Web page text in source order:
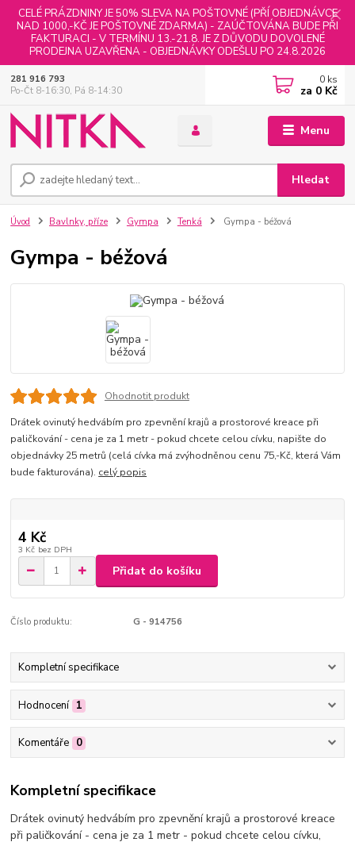
CELÉ PRÁZDNINY JE 50% SLEVA NA POŠTOVNÉ (PŘÍ OBJEDNÁVCE
NAD 1000,-KČ JE POŠTOVNÉ ZDARMA) - ZAÚČTOVÁNA BUDE PŘI
FAKTURACI - V TERMÍNU 13.-21.8. JE Z DŮVODU DOVOLENÉ
PRODEJNA UZAVŘENA - OBJEDNÁVKY ODEŠLU PO 24.8.2026
Menu
Hledat
281 916 793
Po-Čt 8-16:30, Pá 8-14:30
0 ks
za 0 Kč
Úvod Bavlnky, příze Gympa Tenká Gympa - béžová
Gympa - béžová
Ohodnotit produkt
Drátek ovinutý hedvábím pro zpevnění krajů a prostorové kreace při
paličkování - cena je za 1 metr - pokud chcete celou cívku, napište do
objednávky 25 metrů (celá cívka má zvýhodněnou cenu 75,-Kč, která Vám
bude fakturována). celý popis
4 Kč
3 Kč bez DPH
Přidat do košíku
Číslo produktu: G - 914756
Kompletní specifikace
Hodnocení 1
Komentáře 0
Kompletní specifikace
Drátek ovinutý hedvábím pro zpevnění krajů a prostorové kreace
při paličkování - cena je za 1 metr - pokud chcete celou cívku,